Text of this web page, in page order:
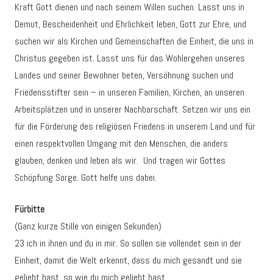
Kraft Gott dienen und nach seinem Willen suchen. Lasst uns in
Demut, Bescheidenheit und Ehrlichkeit leben, Gott zur Ehre, und
suchen wir als Kirchen und Gemeinschaften die Einheit, die uns in
Christus gegeben ist. Lasst uns für das Wohlergehen unseres
Landes und seiner Bewohner beten, Versöhnung suchen und
Friedensstifter sein – in unseren Familien, Kirchen, an unseren
Arbeitsplätzen und in unserer Nachbarschaft. Setzen wir uns ein
für die Förderung des religiösen Friedens in unserem Land und für
einen respektvollen Umgang mit den Menschen, die anders
glauben, denken und leben als wir. Und tragen wir Gottes
Schöpfung Sorge. Gott helfe uns dabei.
Fürbitte
(Ganz kurze Stille von einigen Sekunden)
23 ich in ihnen und du in mir. So sollen sie vollendet sein in der
Einheit, damit die Welt erkennt, dass du mich gesandt und sie
geliebt hast, so wie du mich geliebt hast.